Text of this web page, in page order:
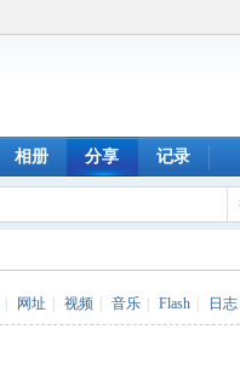
相册 分享 记录
网址 视频 音乐 Flash 日志